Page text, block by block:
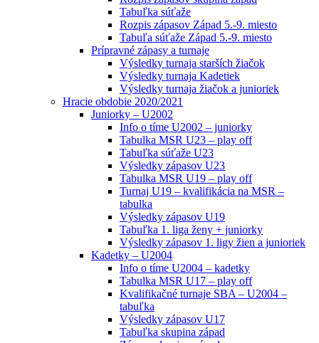
Tabuľka súťaže
Rozpis zápasov Západ 5.-9. miesto
Tabuľa súťaže Západ 5.-9. miesto
Prípravné zápasy a turnaje
Výsledky turnaja starších žiačok
Výsledky turnaja Kadetiek
Výsledky turnaja žiačok a junioriek
Hracie obdobie 2020/2021
Juniorky – U2002
Info o tíme U2002 – juniorky
Tabulka MSR U23 – play off
Tabuľka súťaže U23
Výsledky zápasov U23
Tabulka MSR U19 – play off
Turnaj U19 – kvalifikácia na MSR –
tabulka
Výsledky zápasov U19
Tabuľka 1. liga ženy + juniorky
Výsledky zápasov 1. ligy žien a junioriek
Kadetky – U2004
Info o tíme U2004 – kadetky
Tabulka MSR U17 – play off
Kvalifikačné turnaje SBA – U2004 –
tabuľka
Výsledky zápasov U17
Tabuľka skupina západ